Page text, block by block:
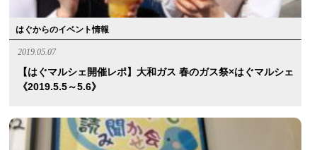
はぐからのイベント情報
2019.05.07
【はぐマルシェ開催レポ】大和ガス 春のガス祭×はぐマルシェ
《2019.5.5～5.6》